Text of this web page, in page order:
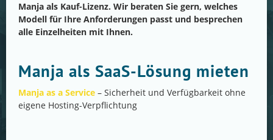
Manja als Kauf-Lizenz. Wir beraten Sie gern, welches
Modell für Ihre Anforderungen passt und besprechen
alle Einzelheiten mit Ihnen.
Manja als SaaS-Lösung mieten
Manja as a Service – Sicherheit und Verfügbarkeit ohne
eigene Hosting-Verpflichtung